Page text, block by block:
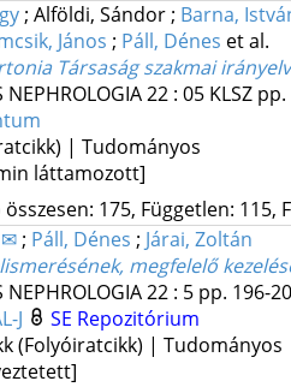
; Alföldi, Sándor; Barna,
János ; Páll, Dénes et al.
Társaság szakmai
NEPHROLOGIA22: 05 KLSZ pp.
| Tudományos
láttamozott]
175, Független: 115,
✉; Páll, Dénes ; Járai, Zoltán
megfelelő
NEPHROLOGIA22: 5 pp. 196-
J
SE Repozitórium
(Folyóiratcikk) | Tudományos